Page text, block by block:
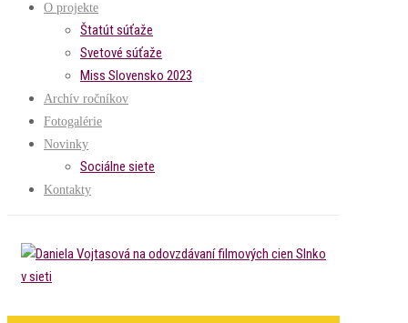
O projekte
Štatút súťaže
Svetové súťaže
Miss Slovensko 2023
Archív ročníkov
Fotogalérie
Novinky
Sociálne siete
Kontakty